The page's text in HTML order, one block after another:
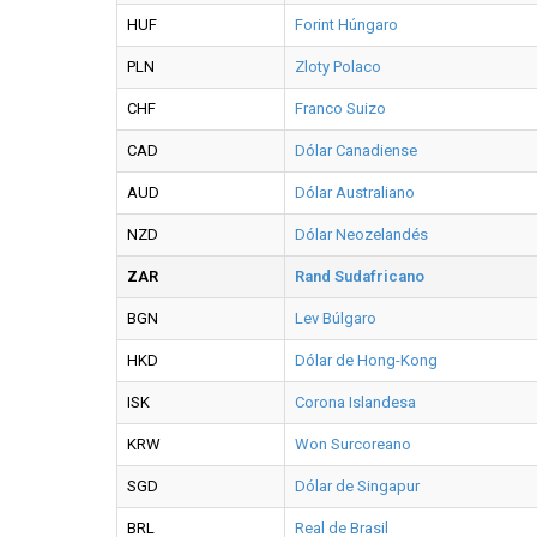
HUF Forint Húngaro
PLN Zloty Polaco
CHF Franco Suizo
CAD Dólar Canadiense
AUD Dólar Australiano
NZD Dólar Neozelandés
ZAR Rand Sudafricano
BGN Lev Búlgaro
HKD Dólar de Hong-Kong
ISK Corona Islandesa
KRW Won Surcoreano
SGD Dólar de Singapur
BRL Real de Brasil